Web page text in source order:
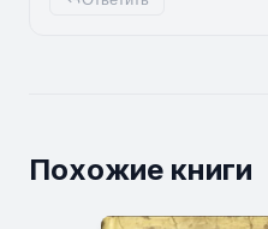
Похожие книги